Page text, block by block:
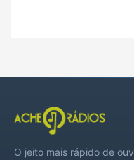
O jeito mais rápido de